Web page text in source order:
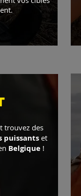
trouvez des
puissantset
Belgique!